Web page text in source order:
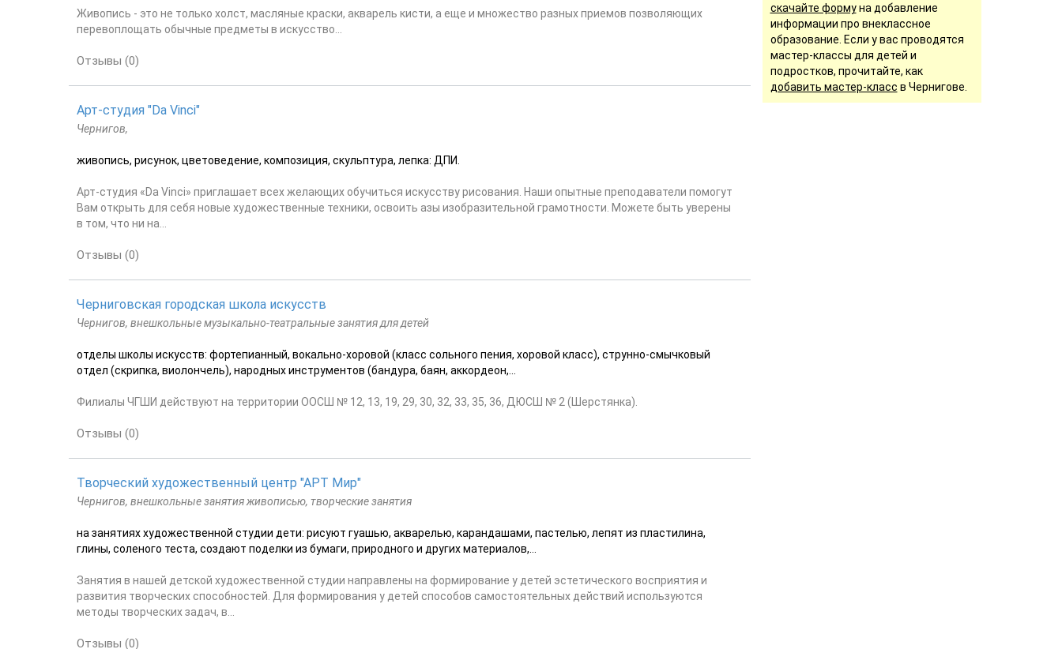
Живопись - это не только холст, масляные краски, акварель кисти, а еще и множество разных приемов позволяющих
перевоплощать обычные предметы в искусство...
Отзывы (0)
Арт-студия "Da Vinci"
Чернигов,
живопись, рисунок, цветоведение, композиция, скульптура, лепка: ДПИ.
Арт-студия «Da Vinci» приглашает всех желающих обучиться искусству рисования. Наши опытные преподаватели помогут
Вам открыть для себя новые художественные техники, освоить азы изобразительной грамотности. Можете быть уверены
в том, что ни на...
Отзывы (0)
Черниговская городская школа искусств
Чернигов, внешкольные музыкально-театральные занятия для детей
отделы школы искусств: фортепианный, вокально-хоровой (класс сольного пения, хоровой класс), струнно-смычковый
отдел (скрипка, виолончель), народных инструментов (бандура, баян, аккордеон,...
Филиалы ЧГШИ действуют на территории ООСШ № 12, 13, 19, 29, 30, 32, 33, 35, 36, ДЮСШ № 2 (Шерстянка).
Отзывы (0)
Творческий художественный центр "АРТ Мир"
Чернигов, внешкольные занятия живописью, творческие занятия
на занятиях художественной студии дети: рисуют гуашью, акварелью, карандашами, пастелью, лепят из пластилина,
глины, соленого теста, создают поделки из бумаги, природного и других материалов,...
Занятия в нашей детской художественной студии направлены на формирование у детей эстетического восприятия и
развития творческих способностей. Для формирования у детей способов самостоятельных действий используются
методы творческих задач, в...
Отзывы (0)
скачайте формуна добавление
информации про внеклассное
образование. Если у вас проводятся
мастер-классы для детей и
подростков, прочитайте, как
добавить мастер-класс в Чернигове.